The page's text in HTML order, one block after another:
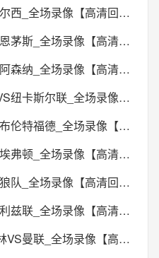
2026年05月20日 热刺VS切尔西_全场录像【高清回放】
2026年05月20日 曼城VS伯恩茅斯_全场录像【高清回放】
2026年05月19日 伯恩利VS阿森纳_全场录像【高清回放】
2026年05月18日 西汉姆联VS纽卡斯尔联_全场录像【高清回放】
2026年05月17日 水晶宫VS布伦特福德_全场录像【高清回放】
2026年05月17日 桑德兰VS埃弗顿_全场录像【高清回放】
2026年05月17日 富勒姆VS狼队_全场录像【高清回放】
2026年05月17日 布莱顿VS利兹联_全场录像【高清回放】
2026年05月17日 诺丁汉森林VS曼联_全场录像【高清回放】